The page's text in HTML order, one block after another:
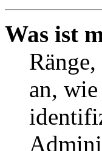
Was ist
an,